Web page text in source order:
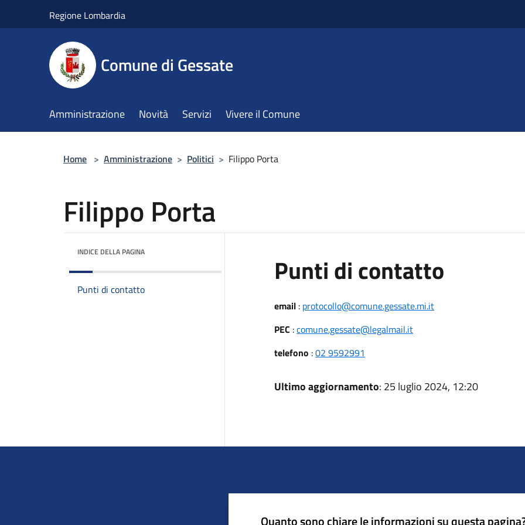
Regione Lombardia
Comune di Gessate
Amministrazione Novità Servizi Vivere il Comune
Home > Amministrazione > Politici > Filippo Porta
Filippo Porta
INDICE DELLA PAGINA
Punti di contatto
Punti di contatto
email: protocollo@comune.gessate.mi.it
PEC :comune.gessate@legalmail.it
telefono :02 9592991
Ultimo aggiornamento: 25 luglio 2024, 12:20
Quanto sono chiare le informazioni su questa